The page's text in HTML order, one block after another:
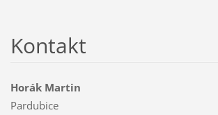
Kontakt
Horák Martin
Pardubice